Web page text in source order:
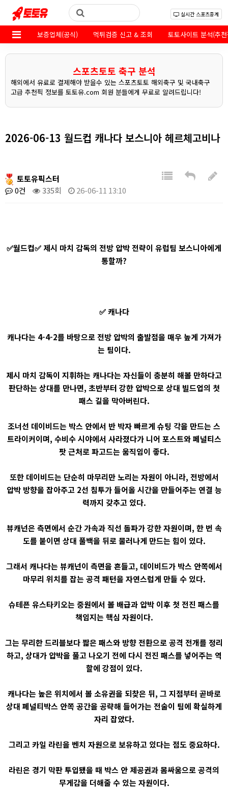
실시간 스포츠중계
보증업체(공식) 먹튀검증 신고 & 조회 토토사이트 분석(추
스포츠토토 축구 분석
해외에서 유료로 결제해야 받을수 있는 스포츠토토 해외축구 및 국내축구
고급 추천픽 정보를 토토유.com 회원 분들에게 무료로 알려드립니다!
2026-06-13 월드컵 캐나다 보스니아 헤르체고비나
토토유픽스터
0건
335회 26-06-11 13:10
✅월드컵✅ 제시 마치 감독의 전방 압박 전략이 유럽팀 보스니아에게
통할까?
✅ 캐나다
캐나다는 4-4-2를 바탕으로 전방 압박의 출발점을 매우 높게 가져가
는 팀이다.
제시 마치 감독이 지휘하는 캐나다는 자신들이 충분히 해볼 만하다고
판단하는 상대를 만나면, 초반부터 강한 압박으로 상대 빌드업의 첫
패스 길을 막아버린다.
조너선 데이비드는 박스 안에서 반 박자 빠르게 슈팅 각을 만드는 스
트라이커이며, 수비수 시야에서 사라졌다가 니어 포스트와 페널티스
팟 근처로 파고드는 움직임이 좋다.
또한 데이비드는 단순히 마무리만 노리는 자원이 아니라, 전방에서
압박 방향을 잡아주고 2선 침투가 들어올 시간을 만들어주는 연결 능
력까지 갖추고 있다.
뷰캐넌은 측면에서 순간 가속과 직선 돌파가 강한 자원이며, 한 번 속
도를 붙이면 상대 풀백을 뒤로 물러나게 만드는 힘이 있다.
그래서 캐나다는 뷰캐넌이 측면을 흔들고, 데이비드가 박스 안쪽에서
마무리 위치를 잡는 공격 패턴을 자연스럽게 만들 수 있다.
슈테픈 유스타키오는 중원에서 볼 배급과 압박 이후 첫 전진 패스를
책임지는 핵심 자원이다.
그는 무리한 드리블보다 짧은 패스와 방향 전환으로 공격 전개를 정리
하고, 상대가 압박을 풀고 나오기 전에 다시 전진 패스를 넣어주는 역
할에 강점이 있다.
캐나다는 높은 위치에서 볼 소유권을 되찾은 뒤, 그 지점부터 곧바로
상대 페널티박스 안쪽 공간을 공략해 들어가는 전술이 팀에 확실하게
자리 잡았다.
그리고 카일 라린을 벤치 자원으로 보유하고 있다는 점도 중요하다.
라린은 경기 막판 투입됐을 때 박스 안 제공권과 몸싸움으로 공격의
무게감을 더해줄 수 있는 자원이다.